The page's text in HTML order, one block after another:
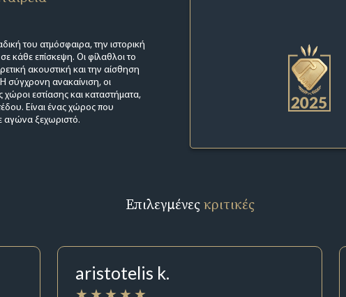
του ατμόσφαιρα, την ιστορική
κάθε επίσκεψη. Οι φίλαθλοι το
ακουστική και την αίσθηση
σύγχρονη ανακαίνιση, οι
εστίασης και καταστήματα,
Είναι ένας χώρος που
αγώνα ξεχωριστό.
Επιλεγμένεςκριτικές
aristotelis k.